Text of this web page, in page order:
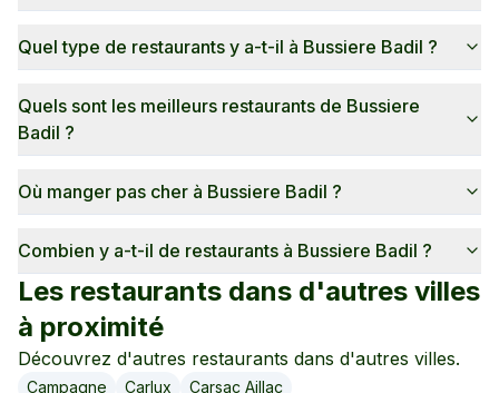
Quel type de restaurants y a-t-il à Bussiere Badil ?
Quels sont les meilleurs restaurants de Bussiere
Badil ?
Où manger pas cher à Bussiere Badil ?
Combien y a-t-il de restaurants à Bussiere Badil ?
Les restaurants dans d'autres villes
à proximité
Découvrez d'autres restaurants dans d'autres villes.
Campagne Carlux Carsac Aillac